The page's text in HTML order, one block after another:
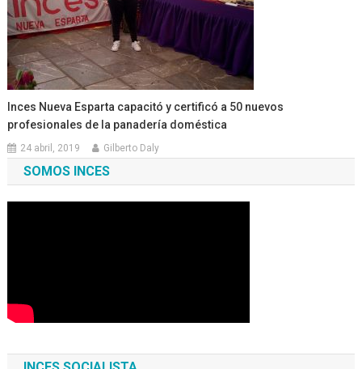
Inces Nueva Esparta capacitó y certificó a 50 nuevos
profesionales de la panadería doméstica
24 abril, 2019 Gilberto Daly
SOMOS INCES